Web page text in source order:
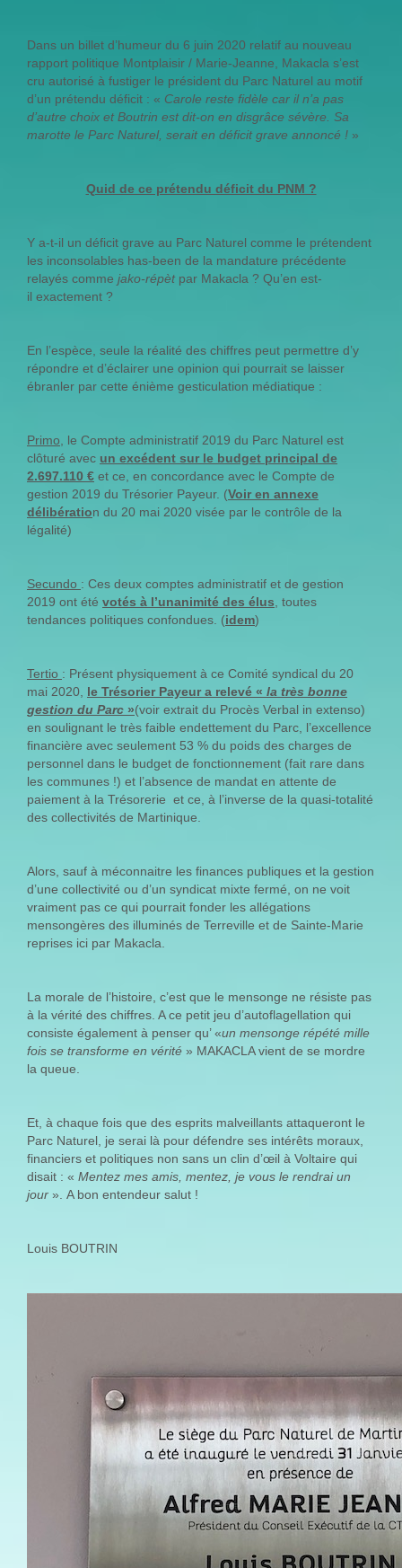
Dans un billet d’humeur du 6 juin 2020 relatif au nouveau
rapport politique Montplaisir / Marie-Jeanne, Makacla s’est
cru autorisé à fustiger le président du Parc Naturel au motif
d’un prétendu déficit : « Carole reste fidèle car il n’a pas
d’autre choix et Boutrin est dit-on en disgrâce sévère. Sa
marotte le Parc Naturel, serait en déficit grave annoncé ! »
Quid de ce prétendu déficit du PNM ?
Y a-t-il un déficit grave au Parc Naturel comme le prétendent
les inconsolables has-been de la mandature précédente
relayés comme jako-répèt par Makacla ? Qu’en est-
il exactement ?
En l’espèce, seule la réalité des chiffres peut permettre d’y
répondre et d’éclairer une opinion qui pourrait se laisser
ébranler par cette énième gesticulation médiatique :
Primo, le Compte administratif 2019 du Parc Naturel est
clôturé avec un excédent sur le budget principal de
2.697.110 € et ce, en concordance avec le Compte de
gestion 2019 du Trésorier Payeur. (Voir en annexe
délibération du 20 mai 2020 visée par le contrôle de la
légalité)
Secundo : Ces deux comptes administratif et de gestion
2019 ont été votés à l’unanimité des élus, toutes
tendances politiques confondues. (idem)
Tertio : Présent physiquement à ce Comité syndical du 20
mai 2020, le Trésorier Payeur a relevé « la très bonne
gestion du Parc »(voir extrait du Procès Verbal in extenso)
en soulignant le très faible endettement du Parc, l’excellence
financière avec seulement 53 % du poids des charges de
personnel dans le budget de fonctionnement (fait rare dans
les communes !) et l’absence de mandat en attente de
paiement à la Trésorerie et ce, à l’inverse de la quasi-totalité
des collectivités de Martinique.
Alors, sauf à méconnaitre les finances publiques et la gestion
d’une collectivité ou d’un syndicat mixte fermé, on ne voit
vraiment pas ce qui pourrait fonder les allégations
mensongères des illuminés de Terreville et de Sainte-Marie
reprises ici par Makacla.
La morale de l’histoire, c’est que le mensonge ne résiste pas
à la vérité des chiffres. A ce petit jeu d’autoflagellation qui
consiste également à penser qu’ «un mensonge répété mille
fois se transforme en vérité » MAKACLA vient de se mordre
la queue.
Et, à chaque fois que des esprits malveillants attaqueront le
Parc Naturel, je serai là pour défendre ses intérêts moraux,
financiers et politiques non sans un clin d’œil à Voltaire qui
disait : « Mentez mes amis, mentez, je vous le rendrai un
jour ». A bon entendeur salut !
Louis BOUTRIN